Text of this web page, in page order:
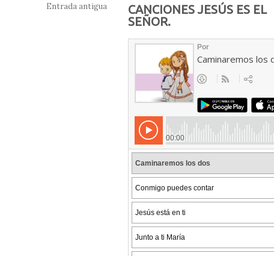
Entrada antigua
CANCIONES JESÚS ES EL
SEÑOR.